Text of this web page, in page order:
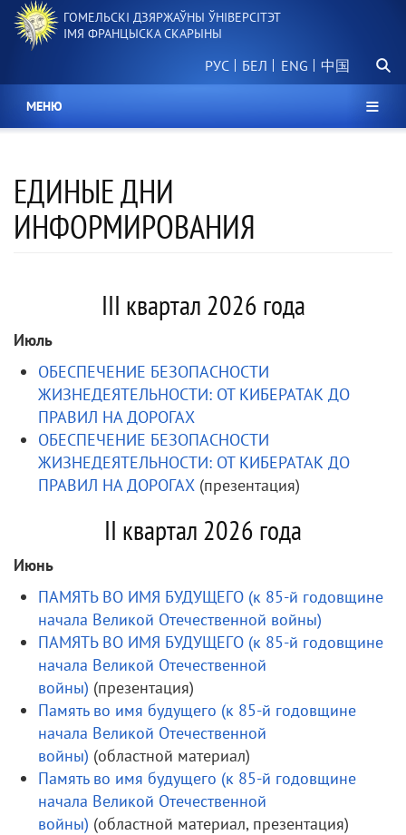
Перайсці
асноўнага
ГОМЕЛЬСКІ ДЗЯРЖАЎНЫ ЎНІВЕРСІТЭТ
ІМЯ ФРАНЦЫСКА СКАРЫНЫ
РУС БЕЛ 中国
МЕНЮ
ЕДИНЫЕ ДНИ
ИНФОРМИРОВАНИЯ
III квартал 2026 года
Июль
ОБЕСПЕЧЕНИЕ БЕЗОПАСНОСТИ
ЖИЗНЕДЕЯТЕЛЬНОСТИ: ОТ КИБЕРАТАК ДО
ПРАВИЛ НА ДОРОГАХ
ОБЕСПЕЧЕНИЕ БЕЗОПАСНОСТИ
ЖИЗНЕДЕЯТЕЛЬНОСТИ: ОТ КИБЕРАТАК ДО
ПРАВИЛ НА ДОРОГАХ (презентация)
II квартал 2026 года
Июнь
ПАМЯТЬ ВО ИМЯ БУДУЩЕГО (к 85-й годовщине
начала Великой Отечественной войны)
ПАМЯТЬ ВО ИМЯ БУДУЩЕГО (к 85-й годовщине
начала Великой Отечественной
войны) (презентация)
Память во имя будущего (к 85-й годовщине
начала Великой Отечественной
войны) (областной материал)
Память во имя будущего (к 85-й годовщине
начала Великой Отечественной
войны) (областной материал, презентация)